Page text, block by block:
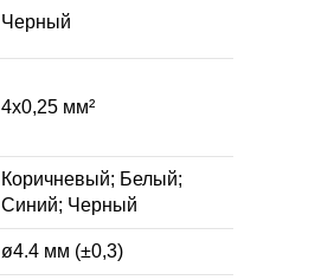
Черный
4x0,25 мм²
Коричневый; Белый;
Синий; Черный
ø4.4 мм (±0,3)